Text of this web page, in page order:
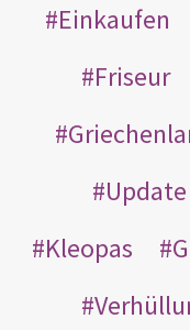
Einkaufen
Friseur
Update
Kleopas